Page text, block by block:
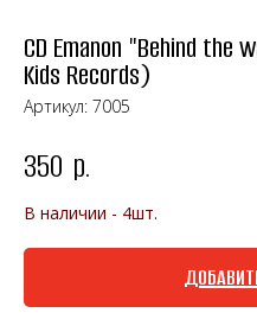
CD Emanon "Behind the
Kids Records)
Артикул: 7005
350 р.
В наличии - 4шт.